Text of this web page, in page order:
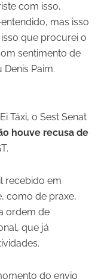
com isso,
mas isso
que procurei o
sentimento de
Denis Paim.
Táxi, o Sest Senat
houve recusa de
recebido em
como de praxe,
ordem de
que já
do envio